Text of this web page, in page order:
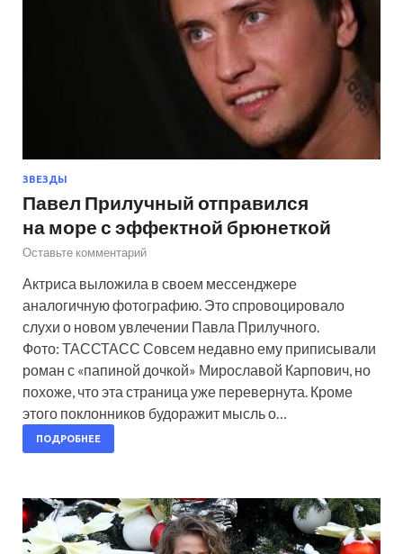
ЗВЕЗДЫ
Павел Прилучный отправился
на море с эффектной брюнеткой
Оставьте комментарий
Актриса выложила в своем мессенджере
аналогичную фотографию. Это спровоцировало
слухи о новом увлечении Павла Прилучного.
Фото: ТАССТАСС Совсем недавно ему приписывали
роман с «папиной дочкой» Мирославой Карпович, но
похоже, что эта страница уже перевернута. Кроме
этого поклонников будоражит мысль о…
ПОДРОБНЕЕ